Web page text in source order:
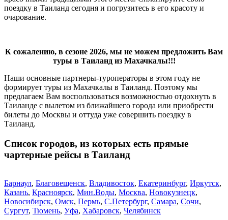
поездку в Таиланд сегодня и погрузитесь в его красоту и
очарование.
К сожалению, в сезоне 2026, мы не можем предложить Вам
туры в Таиланд из Махачкалы!!!
Наши основные партнеры-туроператоры в этом году не
формирует туры из Махачкалы в Таиланд. Поэтому мы
предлагаем Вам воспользоваться возможностью отдохнуть в
Таиланде с вылетом из ближайшего города или приобрести
билеты до Москвы и оттуда уже совершить поездку в
Таиланд.
Список городов, из которых есть прямые
чартерные рейсы в Таиланд
Барнаул, Благовещенск, Владивосток, Екатеринбург, Иркутск,
Казань, Красноярск, Мин.Воды, Москва, Новокузнецк,
Новосибирск, Омск, Пермь, С.Петербург, Самара, Сочи,
Сургут, Тюмень, Уфа, Хабаровск, Челябинск